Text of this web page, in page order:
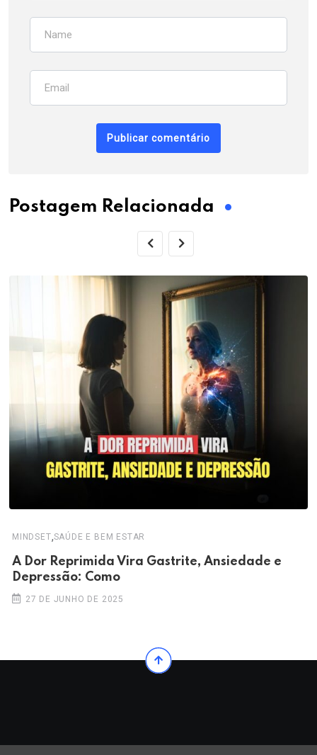
Postagem Relacionada
MINDSET,SAÚDE E BEM ESTAR
A Dor Reprimida Vira Gastrite, Ansiedade e
Depressão: Como
27 DE JUNHO DE 2025